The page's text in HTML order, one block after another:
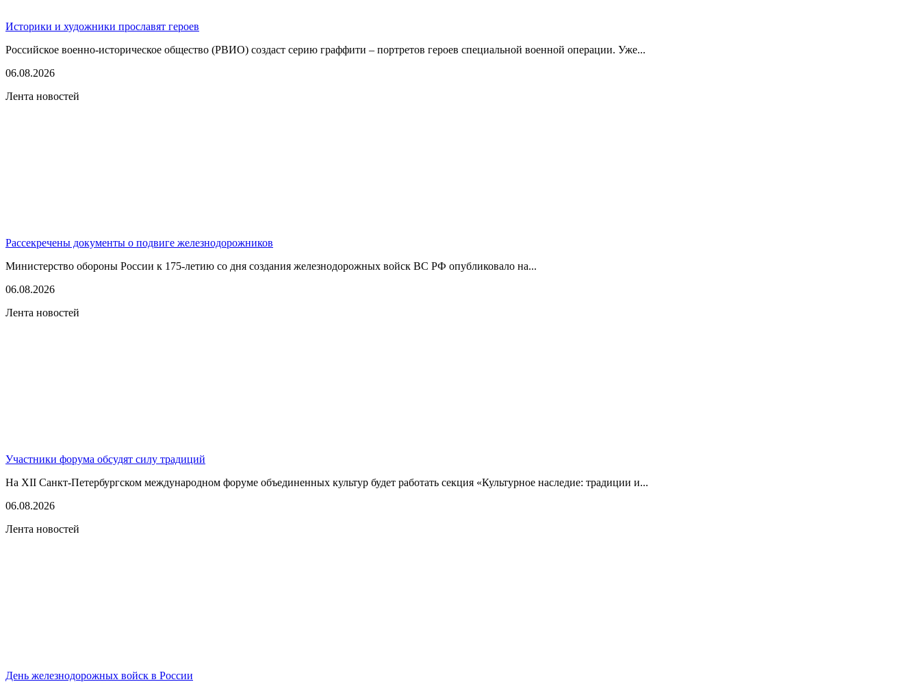
Историки и художники прославят героев
Российское военно-историческое общество (РВИО) создаст серию граффити – портретов героев специальной военной операции. Уже...
06.08.2026
Лента новостей
Рассекречены документы о подвиге железнодорожников
Министерство обороны России к 175-летию со дня создания железнодорожных войск ВС РФ опубликовало на...
06.08.2026
Лента новостей
Участники форума обсудят силу традиций
На XII Санкт-Петербургском международном форуме объединенных культур будет работать секция «Культурное наследие: традиции и...
06.08.2026
Лента новостей
День железнодорожных войск в России